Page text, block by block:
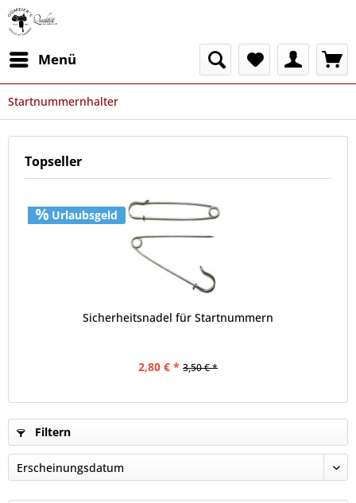
Menü
Startnummernhalter
Topseller
Urlaubsgeld
Sicherheitsnadel für Startnummern
2,80 € * 3,50 € *
Filtern